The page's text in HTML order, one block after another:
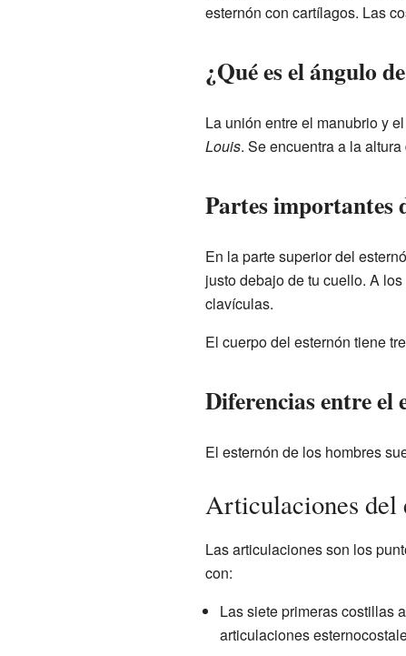
esternón con cartílagos. Las
¿Qué es el ángulo
La unión entre el manubrio y
Louis. Se encuentra a la
Partes importantes
En la parte superior del
justo debajo de tu cuello. A
clavículas.
El cuerpo del esternón tiene
Diferencias entre el
El esternón de los hombres
Articulaciones del
Las articulaciones son los
con:
Las siete primeras costillas
articulaciones